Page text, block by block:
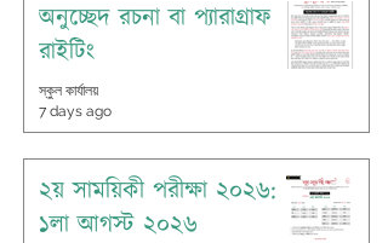
অনুচ্ছেদ রচনা বা প্যারাগ্রাফ
রাইটিং
স্কুল কার্যালয়
7 days ago
২য় সাময়িকী পরীক্ষা ২০২৬:
১লা আগস্ট ২০২৬